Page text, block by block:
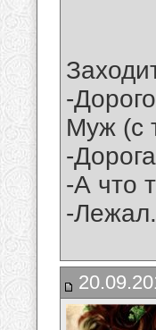
-
Муж (с
-
-А что
-Лежал.